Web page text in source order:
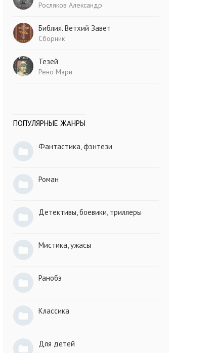
Росляков Александр
Библия. Ветхий Завет
Сборник
Тезей
Рено Мэри
ПОПУЛЯРНЫЕ ЖАНРЫ
Фантастика, фэнтези
Роман
Детективы, боевики, триллеры
Мистика, ужасы
Ранобэ
Классика
Для детей